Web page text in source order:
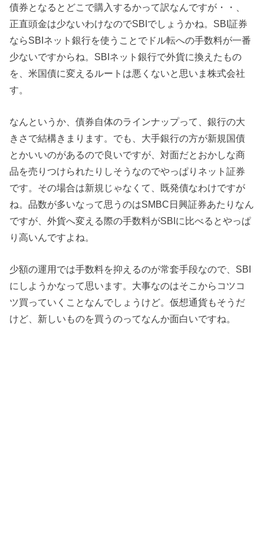
債券となるとどこで購入するかって訳なんですが・・、
正直頭金は少ないわけなのでSBIでしょうかね。SBI証券
ならSBIネット銀行を使うことでドル転への手数料が一番
少ないですからね。SBIネット銀行で外貨に換えたもの
を、米国債に変えるルートは悪くないと思いま株式会社
す。
なんというか、債券自体のラインナップって、銀行の大
きさで結構きまります。でも、大手銀行の方が新規国債
とかいいのがあるので良いですが、対面だとおかしな商
品を売りつけられたりしそうなのでやっぱりネット証券
です。その場合は新規じゃなくて、既発債なわけですが
ね。品数が多いなって思うのはSMBC日興証券あたりなん
ですが、外貨へ変える際の手数料がSBIに比べるとやっぱ
り高いんですよね。
少額の運用では手数料を抑えるのが常套手段なので、SBI
にしようかなって思います。大事なのはそこからコツコ
ツ買っていくことなんでしょうけど。仮想通貨もそうだ
けど、新しいものを買うのってなんか面白いですね。